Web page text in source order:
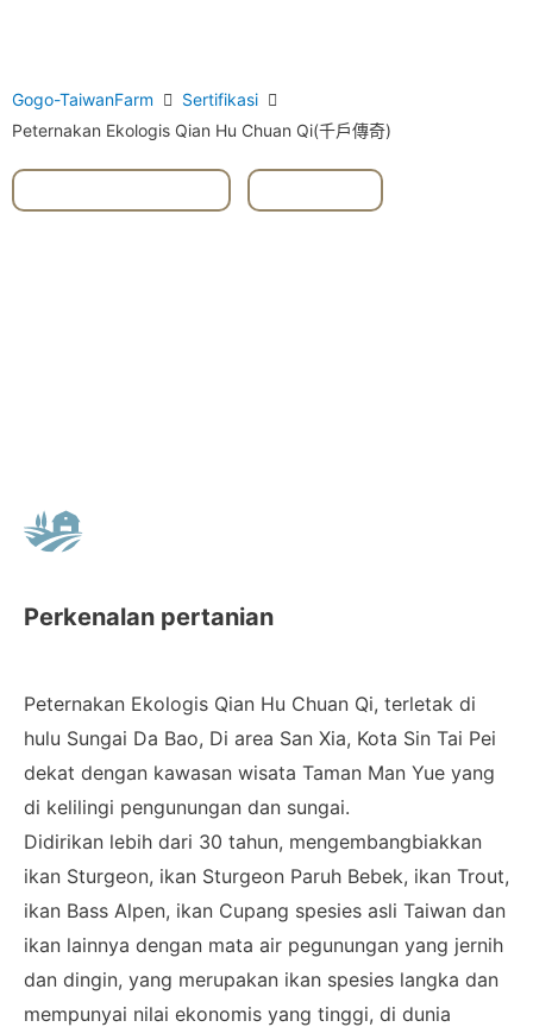
Gogo-TaiwanFarm
Sertifikasi
Peternakan Ekologis Qian Hu Chuan Qi(千戶傳奇)
Perkenalan pertanian
Peternakan Ekologis Qian Hu Chuan Qi, terletak di
hulu Sungai Da Bao, Di area San Xia, Kota Sin Tai Pei
dekat dengan kawasan wisata Taman Man Yue yang
di kelilingi pengunungan dan sungai.
Didirikan lebih dari 30 tahun, mengembangbiakkan
ikan Sturgeon, ikan Sturgeon Paruh Bebek, ikan Trout,
ikan Bass Alpen, ikan Cupang spesies asli Taiwan dan
ikan lainnya dengan mata air pegunungan yang jernih
dan dingin, yang merupakan ikan spesies langka dan
mempunyai nilai ekonomis yang tinggi, di dunia